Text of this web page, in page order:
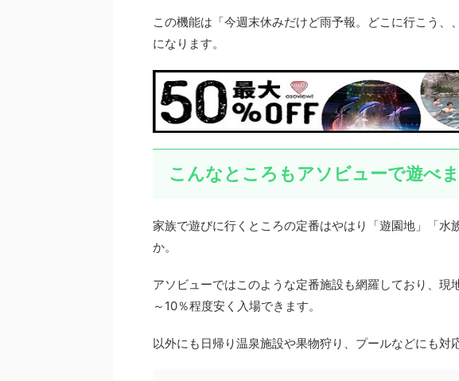
この機能は「今週末休みだけど雨予報。どこに行こう、
になります。
こんなところもアソビューで遊べ
家族で遊びに行くところの定番はやはり「遊園地」「水
か。
アソビューではこのような定番施設も網羅しており、現
～10％程度安く入場できます。
以外にも日帰り温泉施設や果物狩り、プールなどにも対